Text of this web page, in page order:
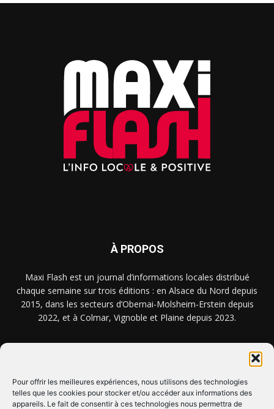
Pour offrir les meilleures expériences, nous utilisons des technologies
telles que les cookies pour stocker et/ou accéder aux informations des
appareils. Le fait de consentir à ces technologies nous permettra de
À PROPOS
Maxi Flash est un journal d’informations locales distribué
chaque semaine sur trois éditions : en Alsace du Nord depuis
2015, dans les secteurs d’Obernai-Molsheim-Erstein depuis
2022, et à Colmar, Vignoble et Plaine depuis 2023.
CLIQUEZ ICI !